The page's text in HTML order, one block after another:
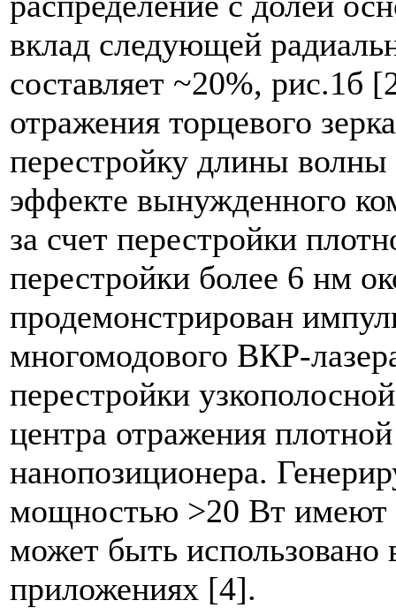
вклад следующей
составляет ~20%,
отражения торцевого
перестройку длины волны
эффекте вынужденного
за счет перестройки
перестройки более 6 нм
продемонстрирован
многомодового ВКР-
перестройки
центра отражения
нанопозиционера.
мощностью >20 Вт имеют
может быть использовано
приложениях [4].